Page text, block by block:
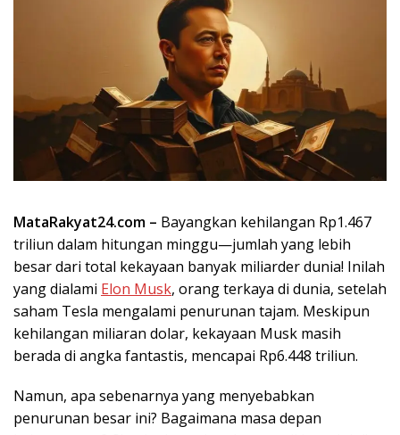
MataRakyat24.com – Bayangkan kehilangan Rp1.467
triliun dalam hitungan minggu—jumlah yang lebih
besar dari total kekayaan banyak miliarder dunia! Inilah
yang dialami Elon Musk, orang terkaya di dunia, setelah
saham Tesla mengalami penurunan tajam. Meskipun
kehilangan miliaran dolar, kekayaan Musk masih
berada di angka fantastis, mencapai Rp6.448 triliun.
Namun, apa sebenarnya yang menyebabkan
penurunan besar ini? Bagaimana masa depan